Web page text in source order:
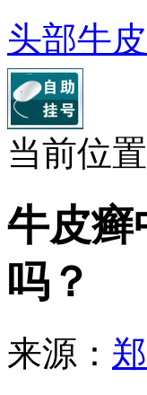
头部牛
当前位
牛皮癣
吗？
来源：